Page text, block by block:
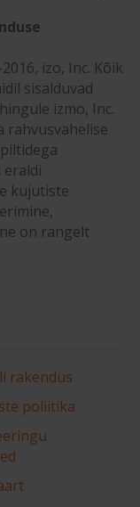
izo, Inc. Kõik
sisalduvad
izmo, Inc.
rahvusvahelise
kujutiste
on rangelt
rakendus
poliitika